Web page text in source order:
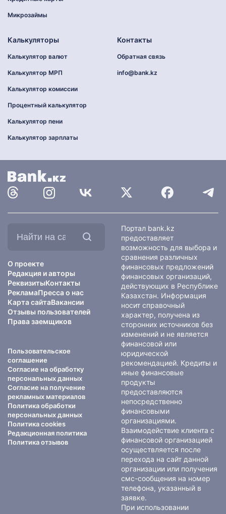
Микрозаймы
Калькуляторы
Калькулятор валют
Калькулятор МРП
Калькулятор комиссии
Процентный калькулятор
Калькулятор пени
Калькулятор зарплаты
Контакты
Обратная связь
info@bank.kz
О проекте
Редакция и авторы
РеквизитыКонтакты
РекламаПресса о нас
Карта сайтаВакансии
Отзывы пользователей
Права заемщиков
Пользовательское
соглашение
Согласие на обработку
персональных данных
Согласие на получение
рекламных материалов
Политика обработки
персональных данных
Политика cookies
Редакционная политика
Политика отзывов
Портал bank.kz
предоставляет
возможность для выбора и
сравнения различных
финансовых предложений
финансовых организаций,
действующих в Республике
Казахстан. Информация
носит справочный
характер, получена из
сторонних источников без
изменений и не является
финансовой или
юридической
рекомендацией. Кредиты и
иные финансовые
продукты
предоставляются
непосредственно
финансовыми
организациями.
Взаимодействие клиента с
финансовой организацией
осуществляется после
перехода на сайт данной
организации или получения
смс-сообщения на номер
телефона, указанный в
заявке.
При использовании